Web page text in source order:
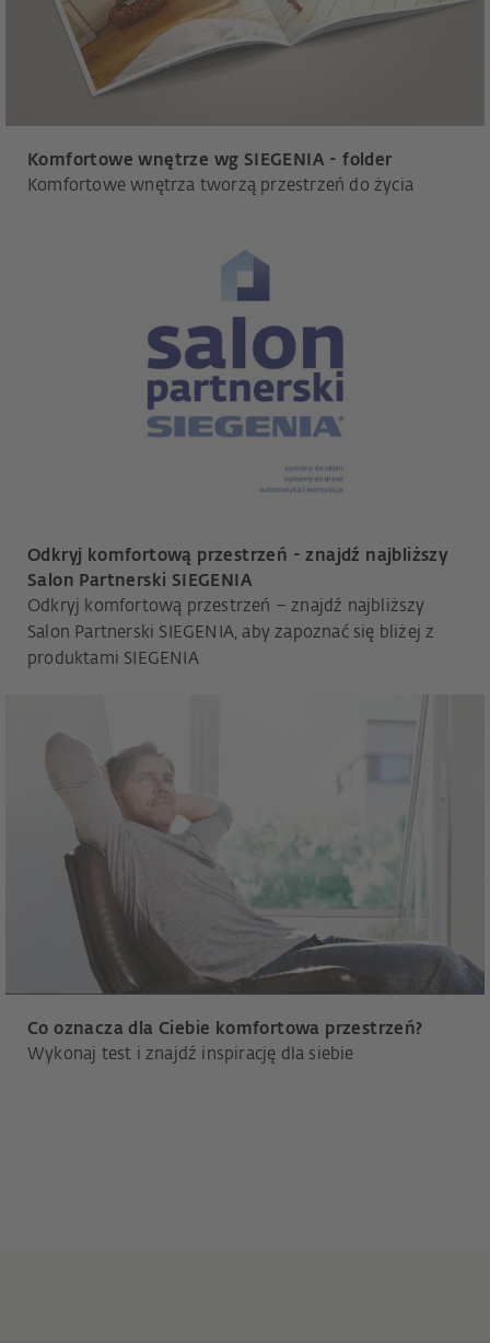
Komfortowe wnętrze wg SIEGENIA - folder
Komfortowe wnętrza tworzą przestrzeń do życia
Odkryj komfortową przestrzeń - znajdź najbliższy
Salon Partnerski SIEGENIA
Odkryj komfortową przestrzeń – znajdź najbliższy
Salon Partnerski SIEGENIA, aby zapoznać się bliżej z
produktami SIEGENIA
Co oznacza dla Ciebie komfortowa przestrzeń?
Wykonaj test i znajdź inspirację dla siebie